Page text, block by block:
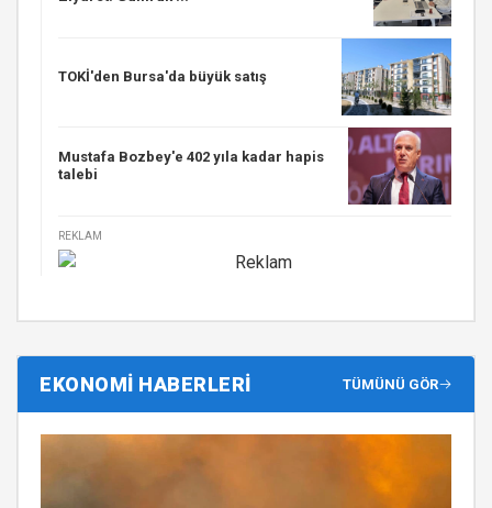
TOKİ'den Bursa'da büyük satış
Mustafa Bozbey'e 402 yıla kadar hapis
talebi
REKLAM
EKONOMİ HABERLERİ TÜMÜNÜ GÖR